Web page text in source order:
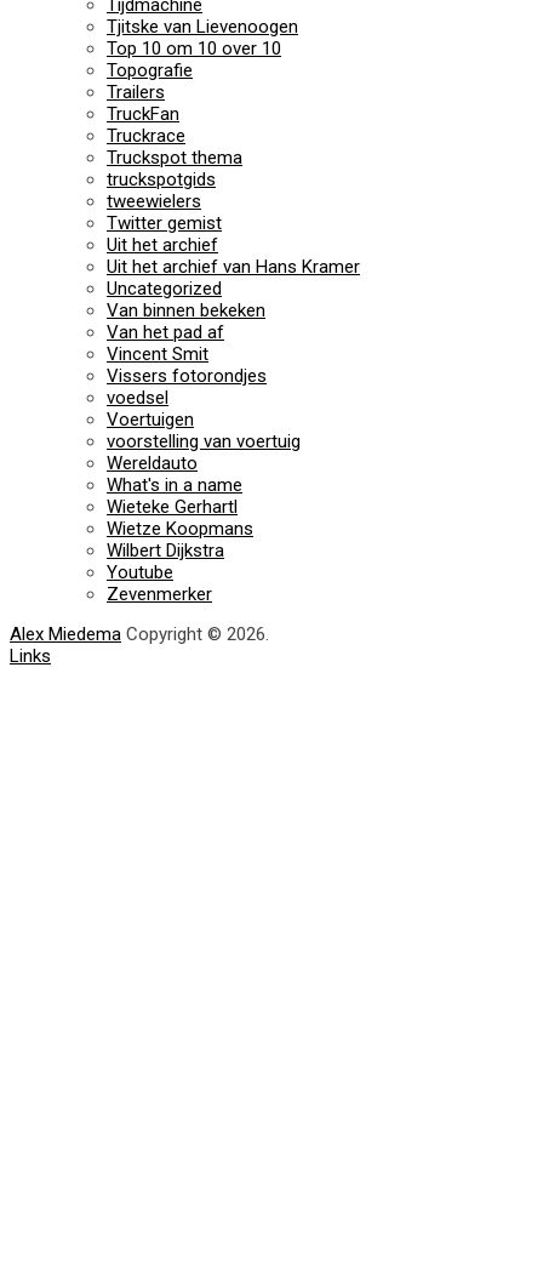
Tijdmachine
Tjitske van Lievenoogen
Top 10 om 10 over 10
Topografie
Trailers
TruckFan
Truckrace
Truckspot thema
truckspotgids
tweewielers
Twitter gemist
Uit het archief
Uit het archief van Hans Kramer
Uncategorized
Van binnen bekeken
Van het pad af
Vincent Smit
Vissers fotorondjes
voedsel
Voertuigen
voorstelling van voertuig
Wereldauto
What's in a name
Wieteke Gerhartl
Wietze Koopmans
Wilbert Dijkstra
Youtube
Zevenmerker
Alex Miedema Copyright © 2026.
Links